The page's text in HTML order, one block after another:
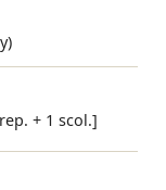
+ 1 scol.]